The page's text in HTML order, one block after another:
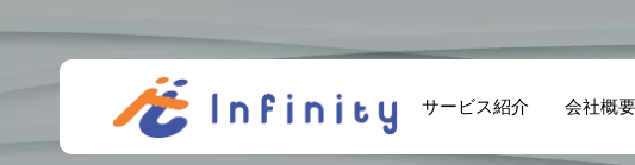
サービス紹介 会社概要